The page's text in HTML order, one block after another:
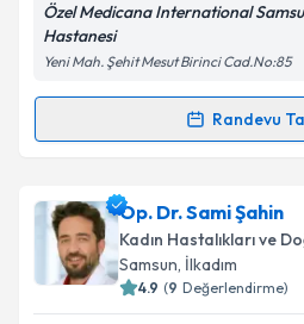
Kişisel verilerimin
Metni
kapsamda işlenmesini
Takvim
Özel Medicana International
Hastanesi
Yeni Mah. Şehit Mesut Birinci Cad.No:85
Randevu
Randevu Takvimi Talebi
Op. Dr. Önder Kaplaniçin
oluşturun. Size bu uzmandan
takvim hazırlandığında e-
Op. Dr. Sami Şahin
Kadın Hastalıkları ve
Samsun, İlkadım
4.9 (9 Değerlendirme)